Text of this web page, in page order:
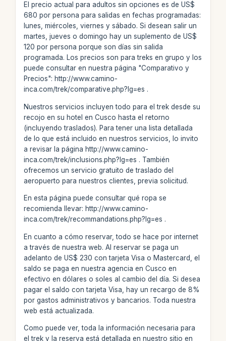
El precio actual para adultos sin opciones es de US$
680 por persona para salidas en fechas programadas:
lunes, miércoles, viernes y sábado. Si desean salir un
martes, jueves o domingo hay un suplemento de US$
120 por persona porque son días sin salida
programada. Los precios son para treks en grupo y los
puede consultar en nuestra página "Comparativo y
Precios": http://www.camino-
inca.com/trek/comparative.php?lg=es .
Nuestros servicios incluyen todo para el trek desde su
recojo en su hotel en Cusco hasta el retorno
(incluyendo traslados). Para tener una lista detallada
de lo que está incluido en nuestros servicios, lo invito
a revisar la página http://www.camino-
inca.com/trek/inclusions.php?lg=es . También
ofrecemos un servicio gratuito de traslado del
aeropuerto para nuestros clientes, previa solicitud.
En esta página puede consultar qué ropa se
recomienda llevar: http://www.camino-
inca.com/trek/recommandations.php?lg=es .
En cuanto a cómo reservar, todo se hace por internet
a través de nuestra web. Al reservar se paga un
adelanto de US$ 230 con tarjeta Visa o Mastercard, el
saldo se paga en nuestra agencia en Cusco en
efectivo en dólares o soles al cambio del día. Si desea
pagar el saldo con tarjeta Visa, hay un recargo de 8%
por gastos administrativos y bancarios. Toda nuestra
web está actualizada.
Como puede ver, toda la información necesaria para
el trek y la reserva está detallada en nuestro sitio en